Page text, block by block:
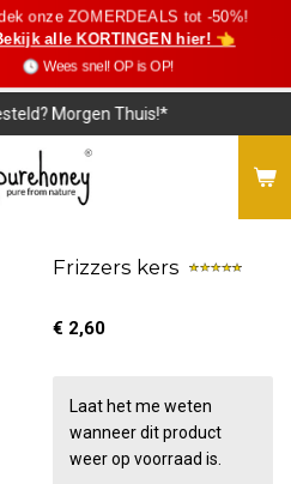
onze ZOMERDEALS tot -50%!
alle KORTINGEN hier! 👈
🕓 Wees snel! OP is OP!
Morgen Thuis!*
Frizzers kers
€ 2,60
Laat het me weten
wanneer dit product
weer op voorraad is.